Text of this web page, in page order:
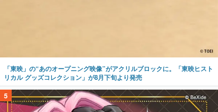
「東映」の“あのオープニング映像”がアクリルブロックに。「東映ヒスト
リカル グッズコレクション」が8月下旬より発売
5